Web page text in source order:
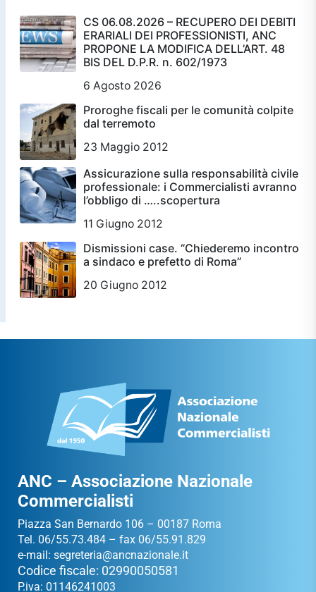
CS 06.08.2026 – RECUPERO DEI DEBITI
ERARIALI DEI PROFESSIONISTI, ANC
PROPONE LA MODIFICA DELL’ART. 48
BIS DEL D.P.R. n. 602/1973
6 Agosto 2026
Proroghe fiscali per le comunità colpite
dal terremoto
23 Maggio 2012
Assicurazione sulla responsabilità civile
professionale: i Commercialisti avranno
l’obbligo di …..scopertura
11 Giugno 2012
Dismissioni case. “Chiederemo incontro
a sindaco e prefetto di Roma”
20 Giugno 2012
ANC – Associazione Nazionale
Commercialisti
Piazza San Bernardo 106 – 00187 Roma
Tel. 06/55.73.484 – fax 06/55.91.829
e-mail: segreteria@ancnazionale.it
Codice fiscale: 02990050581
P.iva: 01146241003